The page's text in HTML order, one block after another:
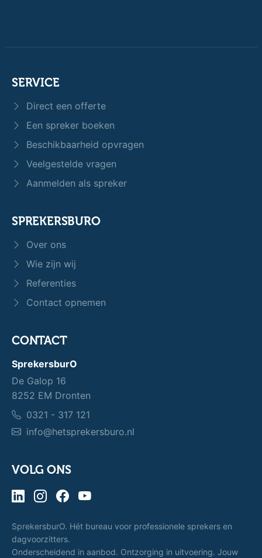
SERVICE
Direct een offerte
Een spreker boeken
Beschikbaarheid opvragen
Veelgestelde vragen
Aanmelden als spreker
SPREKERSBURO
Over ons
Wie zijn wij
Referenties
Contact opnemen
CONTACT
SprekersburO
De Galop 16
8252 EM Dronten
0321 - 317 121
info@hetsprekersburo.nl
VOLG ONS
SprekersburO. Hét bureau voor professionele sprekers en
dagvoorzitters.
Onderscheidend in aanbod. Ontzorging in uitvoering. Jouw